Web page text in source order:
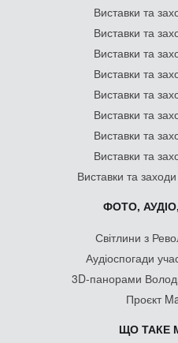
Виставки та
Виставки та
Виставки та
Виставки та
Виставки та
Виставки та
Виставки та
Виставки та
Виставки та
ФОТО,
Світлини з
Аудіоспогади
3D-панорами
Проєкт
ЩО ТАКЕ